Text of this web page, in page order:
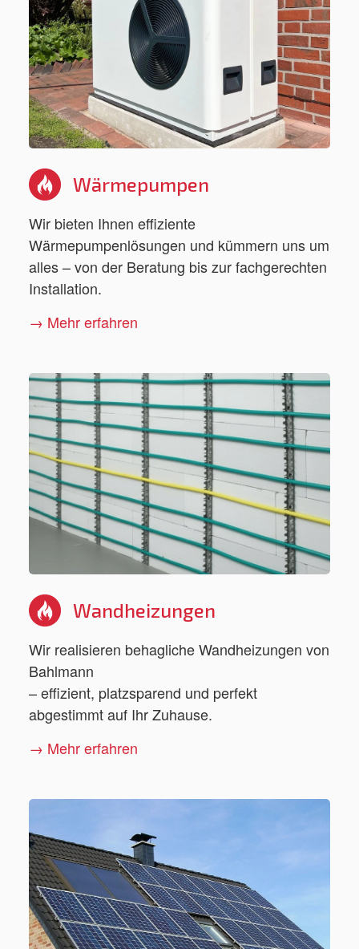
Wärmepumpen
Wir bieten Ihnen effiziente
Wärmepumpenlösungen und kümmern uns um
alles – von der Beratung bis zur fachgerechten
Installation.
→ Mehr erfahren
Wandheizungen
Wir realisieren behagliche Wandheizungen von
Bahlmann
– effizient, platzsparend und perfekt
abgestimmt auf Ihr Zuhause.
→ Mehr erfahren